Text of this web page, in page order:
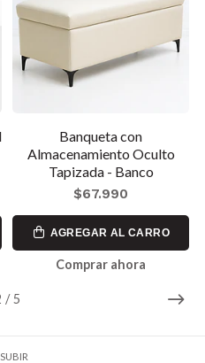
/ 5
Banqueta con
Almacenamiento Oculto
Tapizada - Banco
$67.990
AGREGAR AL CARRO
Comprar ahora
SUBIR